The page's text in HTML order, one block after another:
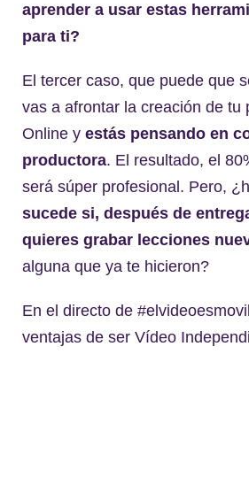
aprender a usar estas
para ti?
El tercer caso, que puede que
vas a afrontar la creación de tu
Online y estás pensando en
productora. El resultado, el
será súper profesional. Pero,
sucede si, después de
quieres grabar lecciones
alguna que ya te hicieron?
En el directo de
ventajas de ser Vídeo